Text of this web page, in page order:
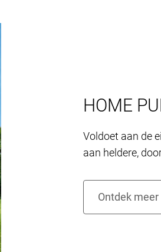
HOME
Voldoet aan de
aan heldere,